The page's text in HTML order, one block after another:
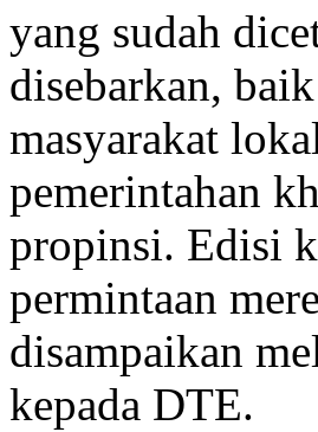
yang sudah
disebarkan,
masyarakat
pemerintahan
propinsi. Edisi
permintaan
disampaikan
kepada DTE.